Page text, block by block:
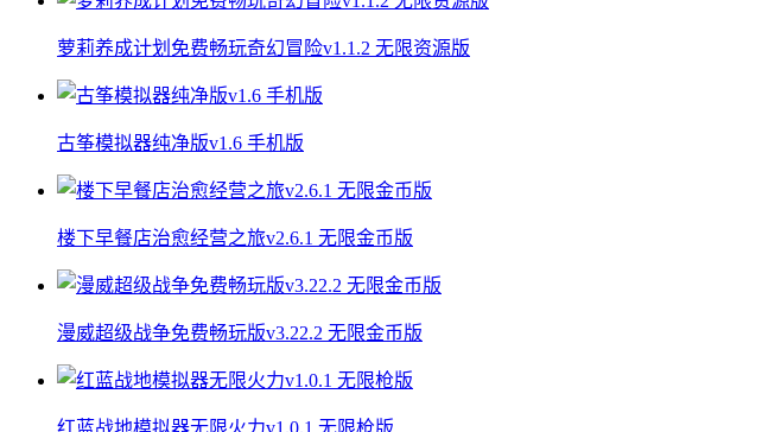
萝莉养成计划免费畅玩奇幻冒险v1.1.2 无限资源版
古筝模拟器纯净版v1.6 手机版
楼下早餐店治愈经营之旅v2.6.1 无限金币版
漫威超级战争免费畅玩版v3.22.2 无限金币版
红蓝战地模拟器无限火力v1.0.1 无限枪版